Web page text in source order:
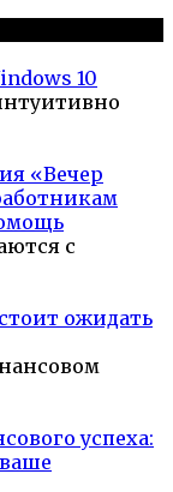
10
«Вечер
с
ожидать
успеха: